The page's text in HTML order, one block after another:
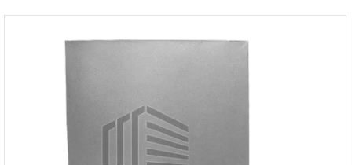
1168-
530
530